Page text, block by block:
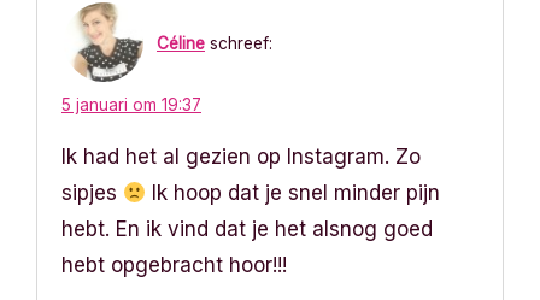
Céline schreef:
5 januari om 19:37
Ik had het al gezien op Instagram. Zo
sipjes
Ik hoop dat je snel minder pijn
hebt. En ik vind dat je het alsnog goed
hebt opgebracht hoor!!!